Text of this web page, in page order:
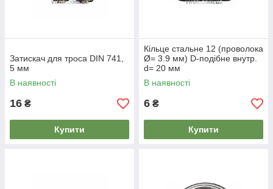
Затискач для троса DIN 741,
5 мм
В наявності
16 ₴
Купити
Кільце стальне 12 (проволока
Ø= 3.9 мм) D-подібне внутр.
d= 20 мм
В наявності
6 ₴
Купити